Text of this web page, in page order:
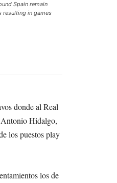
Spain remain
resulting in games
donde al Real
Hidalgo,
los puestos play
los de